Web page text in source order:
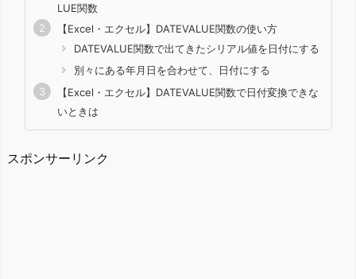
LUE関数
【Excel・エクセル】DATEVALUE関数の使い方
DATEVALUE関数で出てきたシリアル値を日付にする
別々にある年月日を合わせて、日付にする
【Excel・エクセル】DATEVALUE関数で日付変換できな
いときは
スポンサーリンク